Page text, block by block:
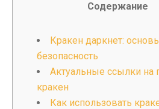
Содержание
Кракен даркнет:
безопасность
Актуальные ссылки на
кракен
Как использовать